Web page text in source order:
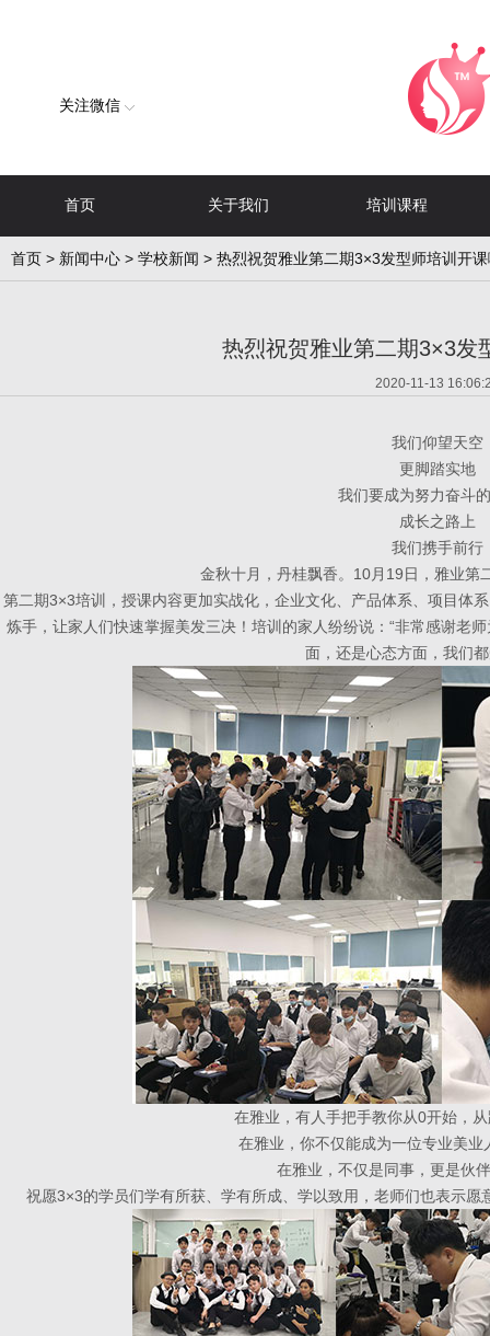
关注微信
首页 关于我们 培训课程
首页 > 新闻中心 > 学校新闻 > 热烈祝贺雅业第二期3×3发型师培训开
热烈祝贺雅业第二期3×3发
2020-11-13
我们仰望天空
更脚踏实地
我们要成为努力奋斗
成长之路上
我们携手前行
金秋十月，丹桂飘香。10月19日，雅业第
第二期3×3培训，授课内容更加实战化，企业文化、产品体系、项目
炼手，让家人们快速掌握美发三决！培训的家人纷纷说：“非常感谢老
面，还是心态方面，我们
在雅业，有人手把手教你从0开始，
在雅业，你不仅能成为一位专业美业
在雅业，不仅是同事，更是伙
祝愿3×3的学员们学有所获、学有所成、学以致用，老师们也表示